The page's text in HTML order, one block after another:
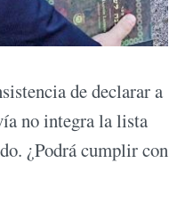
de declarar a
no integra la lista
¿Podrá cumplir con